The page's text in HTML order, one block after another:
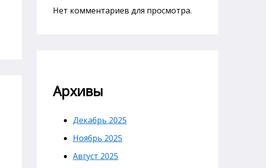
Нет комментариев для просмотра.
Архивы
Декабрь 2025
Ноябрь 2025
Август 2025